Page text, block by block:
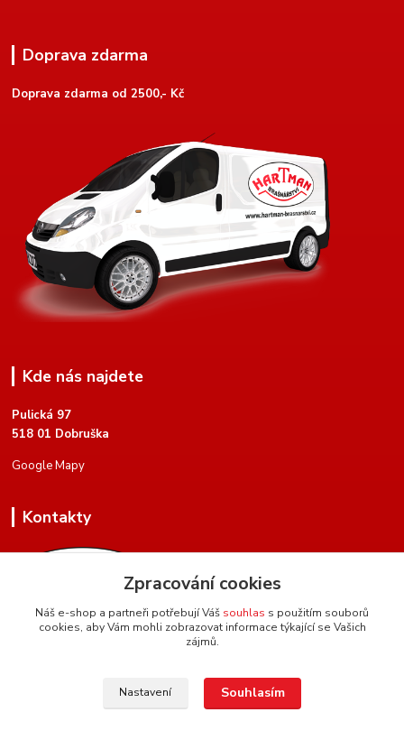
Doprava zdarma
Doprava zdarma od 2500,- Kč
Kde nás najdete
Pulická 97
518 01 Dobruška
Google Mapy
Kontakty
+420 604 134 951
hartman.brasnarstvi@seznam.cz
Zpracování cookies
Náš e-shop a partneři potřebují Váš souhlas s použitím souborů
cookies, aby Vám mohli zobrazovat informace týkající se Vašich
zájmů.
Nastavení Souhlasím